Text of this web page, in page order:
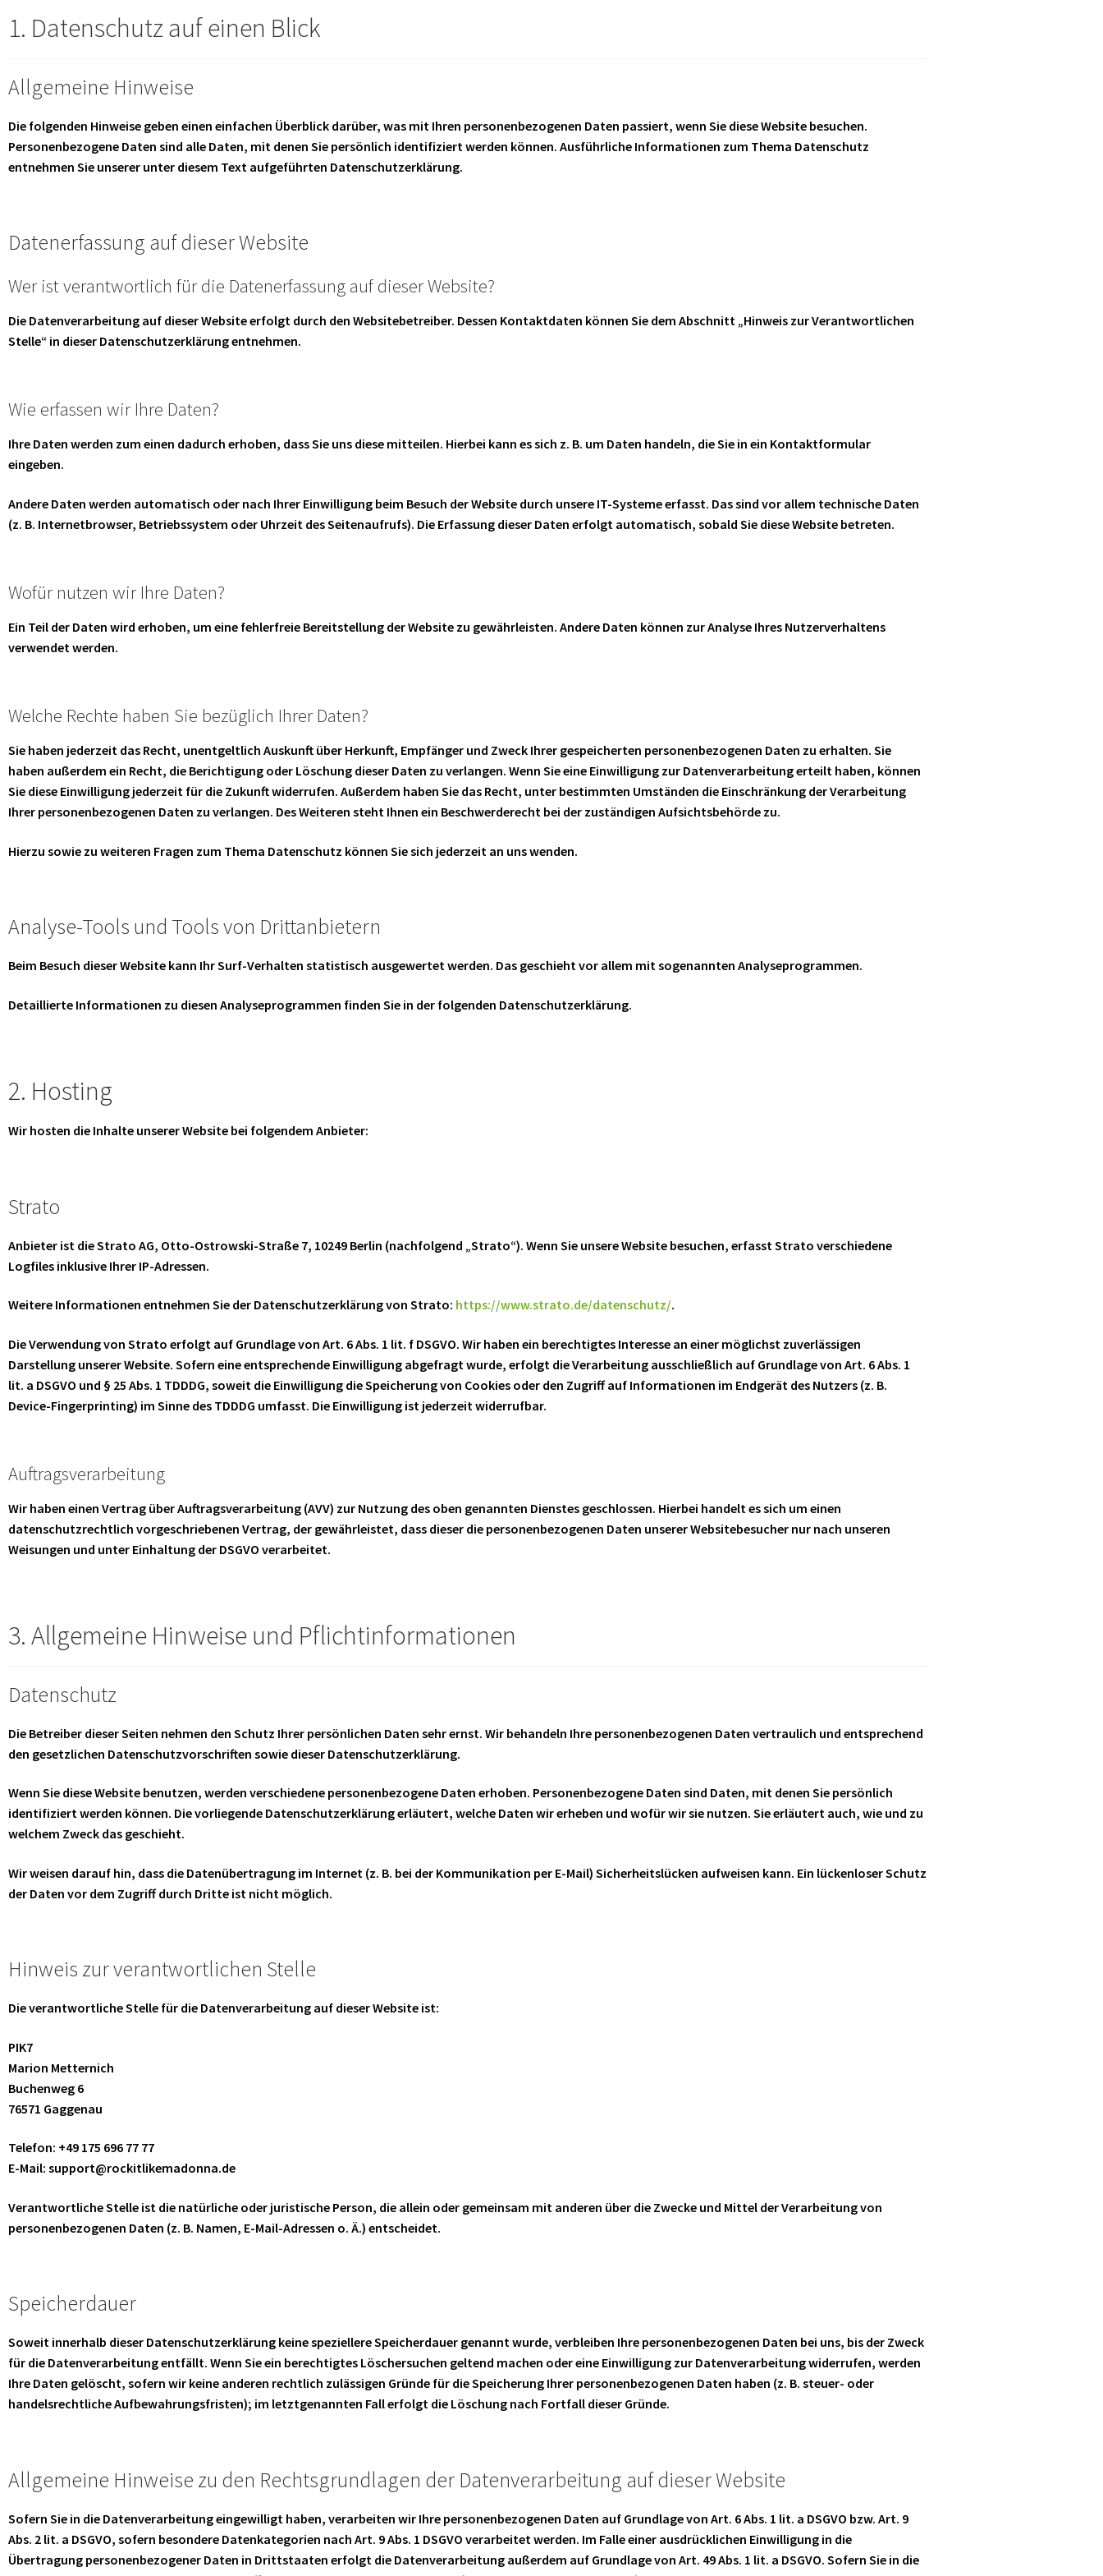
1. Datenschutz auf einen Blick
Allgemeine Hinweise
Die folgenden Hinweise geben einen einfachen Überblick darüber, was mit Ihren personenbezogenen Daten passiert, wenn Sie diese Website besuchen.
Personenbezogene Daten sind alle Daten, mit denen Sie persönlich identifiziert werden können. Ausführliche Informationen zum Thema Datenschutz
entnehmen Sie unserer unter diesem Text aufgeführten Datenschutzerklärung.
Datenerfassung auf dieser Website
Wer ist verantwortlich für die Datenerfassung auf dieser Website?
Die Datenverarbeitung auf dieser Website erfolgt durch den Websitebetreiber. Dessen Kontaktdaten können Sie dem Abschnitt „Hinweis zur Verantwortlichen
Stelle“ in dieser Datenschutzerklärung entnehmen.
Wie erfassen wir Ihre Daten?
Ihre Daten werden zum einen dadurch erhoben, dass Sie uns diese mitteilen. Hierbei kann es sich z. B. um Daten handeln, die Sie in ein Kontaktformular
eingeben.
Andere Daten werden automatisch oder nach Ihrer Einwilligung beim Besuch der Website durch unsere IT-Systeme erfasst. Das sind vor allem technische Daten
(z. B. Internetbrowser, Betriebssystem oder Uhrzeit des Seitenaufrufs). Die Erfassung dieser Daten erfolgt automatisch, sobald Sie diese Website betreten.
Wofür nutzen wir Ihre Daten?
Ein Teil der Daten wird erhoben, um eine fehlerfreie Bereitstellung der Website zu gewährleisten. Andere Daten können zur Analyse Ihres Nutzerverhaltens
verwendet werden.
Welche Rechte haben Sie bezüglich Ihrer Daten?
Sie haben jederzeit das Recht, unentgeltlich Auskunft über Herkunft, Empfänger und Zweck Ihrer gespeicherten personenbezogenen Daten zu erhalten. Sie
haben außerdem ein Recht, die Berichtigung oder Löschung dieser Daten zu verlangen. Wenn Sie eine Einwilligung zur Datenverarbeitung erteilt haben, können
Sie diese Einwilligung jederzeit für die Zukunft widerrufen. Außerdem haben Sie das Recht, unter bestimmten Umständen die Einschränkung der Verarbeitung
Ihrer personenbezogenen Daten zu verlangen. Des Weiteren steht Ihnen ein Beschwerderecht bei der zuständigen Aufsichtsbehörde zu.
Hierzu sowie zu weiteren Fragen zum Thema Datenschutz können Sie sich jederzeit an uns wenden.
Analyse-Tools und Tools von Dritt­anbietern
Beim Besuch dieser Website kann Ihr Surf-Verhalten statistisch ausgewertet werden. Das geschieht vor allem mit sogenannten Analyseprogrammen.
Detaillierte Informationen zu diesen Analyseprogrammen finden Sie in der folgenden Datenschutzerklärung.
2. Hosting
Wir hosten die Inhalte unserer Website bei folgendem Anbieter:
Strato
Anbieter ist die Strato AG, Otto-Ostrowski-Straße 7, 10249 Berlin (nachfolgend „Strato“). Wenn Sie unsere Website besuchen, erfasst Strato verschiedene
Logfiles inklusive Ihrer IP-Adressen.
Weitere Informationen entnehmen Sie der Datenschutzerklärung von Strato: https://www.strato.de/datenschutz/.
Die Verwendung von Strato erfolgt auf Grundlage von Art. 6 Abs. 1 lit. f DSGVO. Wir haben ein berechtigtes Interesse an einer möglichst zuverlässigen
Darstellung unserer Website. Sofern eine entsprechende Einwilligung abgefragt wurde, erfolgt die Verarbeitung ausschließlich auf Grundlage von Art. 6 Abs. 1
lit. a DSGVO und § 25 Abs. 1 TDDDG, soweit die Einwilligung die Speicherung von Cookies oder den Zugriff auf Informationen im Endgerät des Nutzers (z. B.
Device-Fingerprinting) im Sinne des TDDDG umfasst. Die Einwilligung ist jederzeit widerrufbar.
Auftragsverarbeitung
Wir haben einen Vertrag über Auftragsverarbeitung (AVV) zur Nutzung des oben genannten Dienstes geschlossen. Hierbei handelt es sich um einen
datenschutzrechtlich vorgeschriebenen Vertrag, der gewährleistet, dass dieser die personenbezogenen Daten unserer Websitebesucher nur nach unseren
Weisungen und unter Einhaltung der DSGVO verarbeitet.
3. Allgemeine Hinweise und Pflicht­informationen
Datenschutz
Die Betreiber dieser Seiten nehmen den Schutz Ihrer persönlichen Daten sehr ernst. Wir behandeln Ihre personenbezogenen Daten vertraulich und entsprechend
den gesetzlichen Datenschutzvorschriften sowie dieser Datenschutzerklärung.
Wenn Sie diese Website benutzen, werden verschiedene personenbezogene Daten erhoben. Personenbezogene Daten sind Daten, mit denen Sie persönlich
identifiziert werden können. Die vorliegende Datenschutzerklärung erläutert, welche Daten wir erheben und wofür wir sie nutzen. Sie erläutert auch, wie und zu
welchem Zweck das geschieht.
Wir weisen darauf hin, dass die Datenübertragung im Internet (z. B. bei der Kommunikation per E-Mail) Sicherheitslücken aufweisen kann. Ein lückenloser Schutz
der Daten vor dem Zugriff durch Dritte ist nicht möglich.
Hinweis zur verantwortlichen Stelle
Die verantwortliche Stelle für die Datenverarbeitung auf dieser Website ist:
PIK7
Marion Metternich
Buchenweg 6
76571 Gaggenau
Telefon: +49 175 696 77 77
E-Mail: support@rockitlikemadonna.de
Verantwortliche Stelle ist die natürliche oder juristische Person, die allein oder gemeinsam mit anderen über die Zwecke und Mittel der Verarbeitung von
personenbezogenen Daten (z. B. Namen, E-Mail-Adressen o. Ä.) entscheidet.
Speicherdauer
Soweit innerhalb dieser Datenschutzerklärung keine speziellere Speicherdauer genannt wurde, verbleiben Ihre personenbezogenen Daten bei uns, bis der Zweck
für die Datenverarbeitung entfällt. Wenn Sie ein berechtigtes Löschersuchen geltend machen oder eine Einwilligung zur Datenverarbeitung widerrufen, werden
Ihre Daten gelöscht, sofern wir keine anderen rechtlich zulässigen Gründe für die Speicherung Ihrer personenbezogenen Daten haben (z. B. steuer- oder
handelsrechtliche Aufbewahrungsfristen); im letztgenannten Fall erfolgt die Löschung nach Fortfall dieser Gründe.
Allgemeine Hinweise zu den Rechtsgrundlagen der Datenverarbeitung auf dieser Website
Sofern Sie in die Datenverarbeitung eingewilligt haben, verarbeiten wir Ihre personenbezogenen Daten auf Grundlage von Art. 6 Abs. 1 lit. a DSGVO bzw. Art. 9
Abs. 2 lit. a DSGVO, sofern besondere Datenkategorien nach Art. 9 Abs. 1 DSGVO verarbeitet werden. Im Falle einer ausdrücklichen Einwilligung in die
Übertragung personenbezogener Daten in Drittstaaten erfolgt die Datenverarbeitung außerdem auf Grundlage von Art. 49 Abs. 1 lit. a DSGVO. Sofern Sie in die